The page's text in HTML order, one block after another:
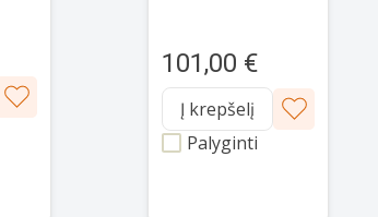
101,00 €
Į krepšelį
Palyginti